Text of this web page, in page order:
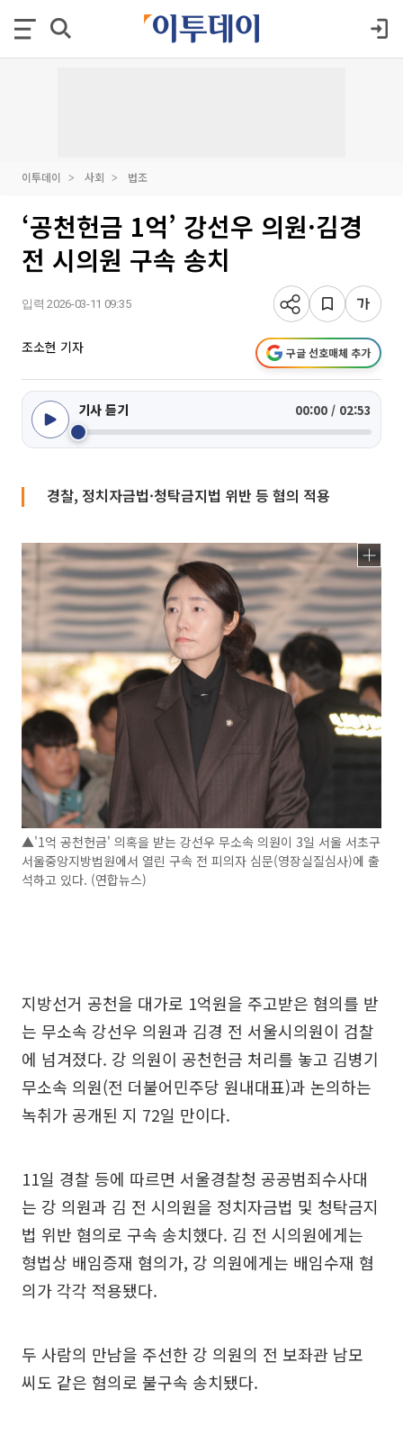
이투데이 사회 법조
‘공천헌금 1억’ 강선우 의원·김경
전 시의원 구속 송치
입력 2026-03-11 09:35
조소현 기자 구글 선호매체 추가
기사 듣기 00:00 / 02:53
경찰, 정치자금법·청탁금지법 위반 등 혐의 적용
▲'1억 공천헌금' 의혹을 받는 강선우 무소속 의원이 3일 서울 서초구
서울중앙지방법원에서 열린 구속 전 피의자 심문(영장실질심사)에 출
석하고 있다. (연합뉴스)
지방선거 공천을 대가로 1억원을 주고받은 혐의를 받
는 무소속 강선우 의원과 김경 전 서울시의원이 검찰
에 넘겨졌다. 강 의원이 공천헌금 처리를 놓고 김병기
무소속 의원(전 더불어민주당 원내대표)과 논의하는
녹취가 공개된 지 72일 만이다.
11일 경찰 등에 따르면 서울경찰청 공공범죄수사대
는 강 의원과 김 전 시의원을 정치자금법 및 청탁금지
법 위반 혐의로 구속 송치했다. 김 전 시의원에게는
형법상 배임증재 혐의가, 강 의원에게는 배임수재 혐
의가 각각 적용됐다.
두 사람의 만남을 주선한 강 의원의 전 보좌관 남모
씨도 같은 혐의로 불구속 송치됐다.